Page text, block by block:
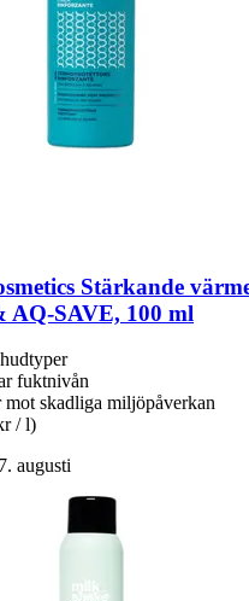
Stärkande
AQ-​SAVE, 100 ml
fuktnivån
mot skadliga miljöpåverkan
/ l)
augusti